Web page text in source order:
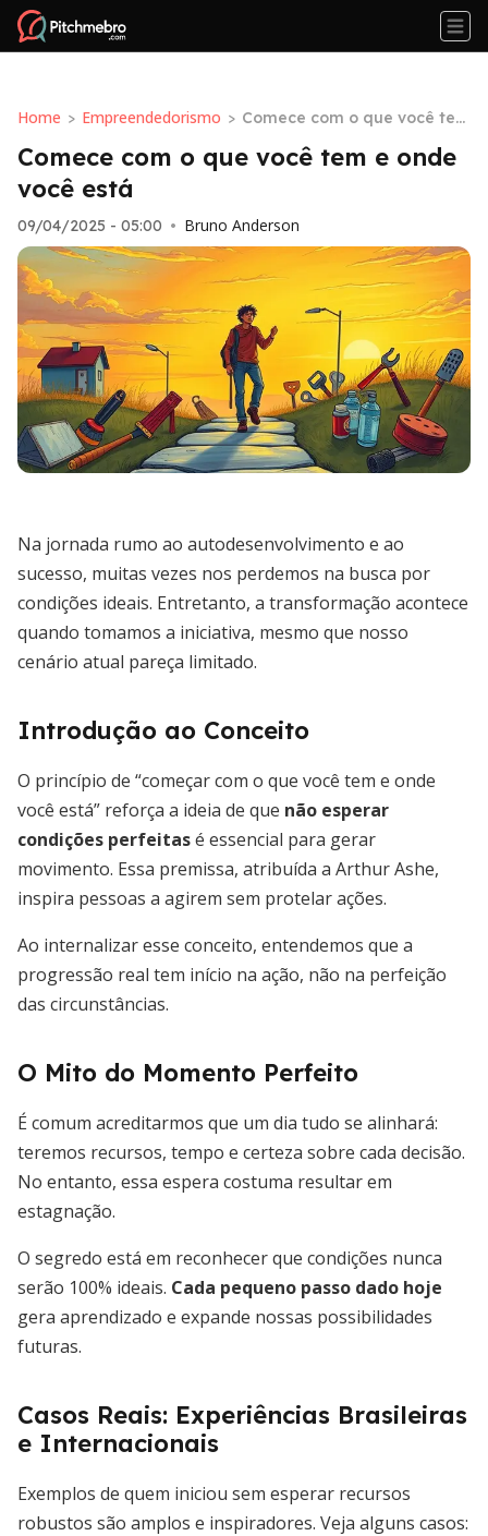
Home > Empreendedorismo > Comece com o que você tem
e onde você está
Comece com o que você tem e onde
você está
09/04/2025 - 05:00 • Bruno Anderson
Na jornada rumo ao autodesenvolvimento e ao
sucesso, muitas vezes nos perdemos na busca por
condições ideais. Entretanto, a transformação acontece
quando tomamos a iniciativa, mesmo que nosso
cenário atual pareça limitado.
Introdução ao Conceito
O princípio de “começar com o que você tem e onde
você está” reforça a ideia de que não esperar
condições perfeitasé essencial para gerar
movimento. Essa premissa, atribuída a Arthur Ashe,
inspira pessoas a agirem sem protelar ações.
Ao internalizar esse conceito, entendemos que a
progressão real tem início na ação, não na perfeição
das circunstâncias.
O Mito do Momento Perfeito
É comum acreditarmos que um dia tudo se alinhará:
teremos recursos, tempo e certeza sobre cada decisão.
No entanto, essa espera costuma resultar em
estagnação.
O segredo está em reconhecer que condições nunca
serão 100% ideais. Cada pequeno passo dado hoje
gera aprendizado e expande nossas possibilidades
futuras.
Casos Reais: Experiências Brasileiras
e Internacionais
Exemplos de quem iniciou sem esperar recursos
robustos são amplos e inspiradores. Veja alguns casos: